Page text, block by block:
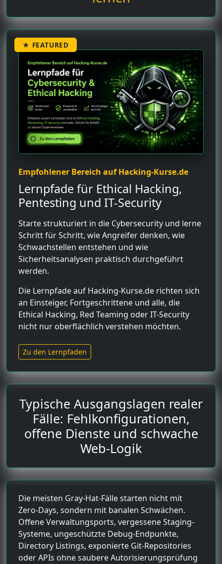
★ FEATURED
Empfohlener Bereich auf Hacking-Kurse.de
Lernpfade für Ethical Hacking,
Pentesting und IT-Security
Starte strukturiert in die Cybersecurity und lerne
Schritt für Schritt, wie Angreifer denken, wie
Schwachstellen entstehen und wie
Sicherheitsanalysen praktisch durchgeführt
werden.
Die Lernpfade auf Hacking-Kurse.de richten sich
an Einsteiger, Fortgeschrittene und alle, die
Ethical Hacking, Red Teaming oder IT-Security
nicht nur oberflächlich verstehen möchten.
Zu den Lernpfaden
Typische Ausgangslagen realer
Fälle: Fehlkonfigurationen,
offene Dienste und schwache
Web-Logik
Die meisten Gray-Hat-Fälle starten nicht mit
Zero-Days, sondern mit banalen Schwächen.
Offene Verwaltungsports, vergessene Staging-
Systeme, ungeschützte Debug-Endpunkte,
Directory Listings, exponierte Git-Repositories
oder APIs ohne saubere Autorisierungsprüfung